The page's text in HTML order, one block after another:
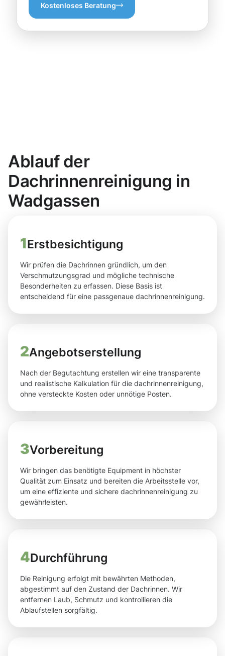
Kostenloses Beratung
Ablauf der
Dachrinnenreinigung in
Wadgassen
1Erstbesichtigung
Wir prüfen die Dachrinnen gründlich, um den
Verschmutzungsgrad und mögliche technische
Besonderheiten zu erfassen. Diese Basis ist
entscheidend für eine passgenaue dachrinnenreinigung.
2Angebotserstellung
Nach der Begutachtung erstellen wir eine transparente
und realistische Kalkulation für die dachrinnenreinigung,
ohne versteckte Kosten oder unnötige Posten.
3Vorbereitung
Wir bringen das benötigte Equipment in höchster
Qualität zum Einsatz und bereiten die Arbeitsstelle vor,
um eine effiziente und sichere dachrinnenreinigung zu
gewährleisten.
4Durchführung
Die Reinigung erfolgt mit bewährten Methoden,
abgestimmt auf den Zustand der Dachrinnen. Wir
entfernen Laub, Schmutz und kontrollieren die
Ablaufstellen sorgfältig.